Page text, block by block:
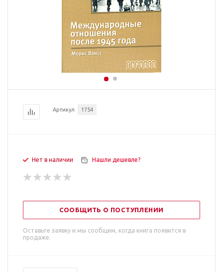
Артикул 1754
Нет в наличии Нашли дешевле?
СООБЩИТЬ О ПОСТУПЛЕНИИ
Оставьте заявку и мы сообщим, когда книга появится в
продаже.